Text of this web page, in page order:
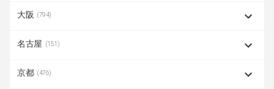
大阪 (794)
名古屋 (151)
京都 (476)